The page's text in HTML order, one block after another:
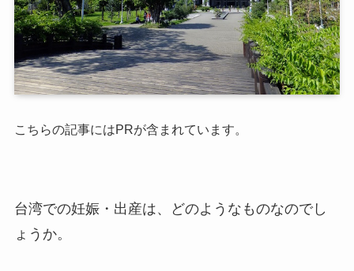
こちらの記事にはPRが含まれています。
台湾での妊娠・出産は、どのようなものなのでし
ょうか。